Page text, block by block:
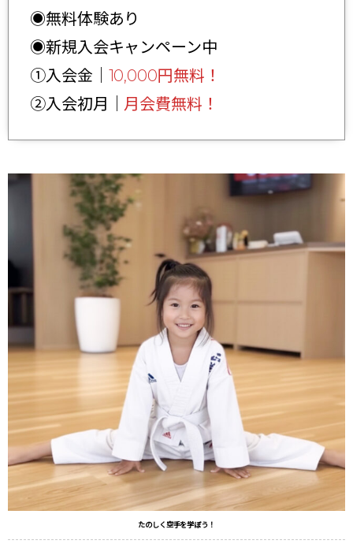
◉無料体験あり
◉新規入会キャンペーン中
①入会金｜ 10,000円無料！
②入会初月｜ 月会費無料！
たのしく空手を学ぼう！